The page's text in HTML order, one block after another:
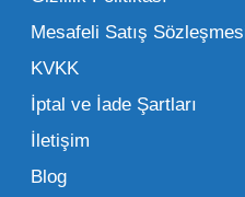
de işletmenizin
Toptan Oyuncak
Mesafeli Satış
KVKK
İptal ve İade Şartları
İletişim
Blog